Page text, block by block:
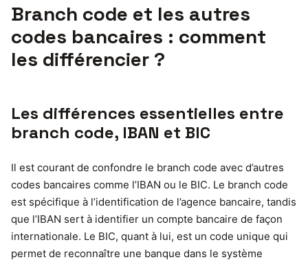
Branch code et les autres
codes bancaires : comment
les différencier ?
Les différences essentielles entre
branch code, IBAN et BIC
Il est courant de confondre le branch code avec d’autres
codes bancaires comme l’IBAN ou le BIC. Le branch code
est spécifique à l’identification de l’agence bancaire, tandis
que l’IBAN sert à identifier un compte bancaire de façon
internationale. Le BIC, quant à lui, est un code unique qui
permet de reconnaître une banque dans le système